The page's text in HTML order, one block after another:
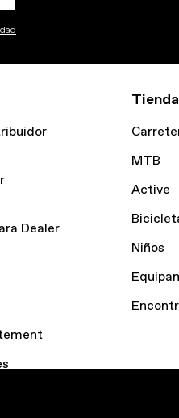
Dealer
Tienda
MTB
Active
Niños